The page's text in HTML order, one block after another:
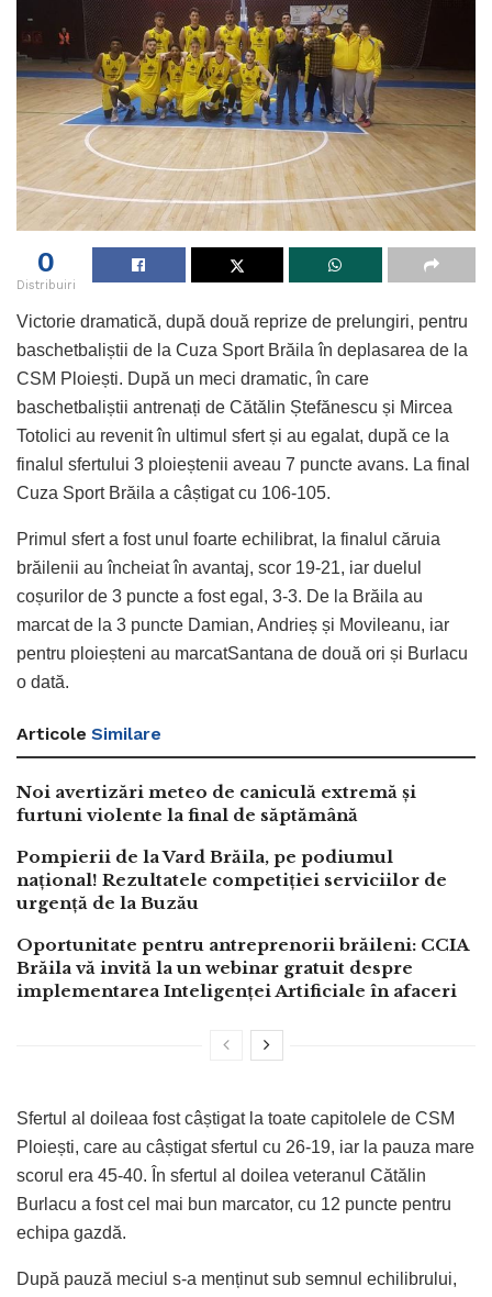
0
Distribuiri
Victorie dramatică, după două reprize de prelungiri, pentru
baschetbaliștii de la Cuza Sport Brăila în deplasarea de la
CSM Ploiești. După un meci dramatic, în care
baschetbaliștii antrenați de Cătălin Ștefănescu și Mircea
Totolici au revenit în ultimul sfert și au egalat, după ce la
finalul sfertului 3 ploieștenii aveau 7 puncte avans. La final
Cuza Sport Brăila a câștigat cu 106-105.
Primul sfert a fost unul foarte echilibrat, la finalul căruia
brăilenii au încheiat în avantaj, scor 19-21, iar duelul
coșurilor de 3 puncte a fost egal, 3-3. De la Brăila au
marcat de la 3 puncte Damian, Andrieș și Movileanu, iar
pentru ploieșteni au marcatSantana de două ori și Burlacu
o dată.
Articole Similare
Noi avertizări meteo de caniculă extremă și
furtuni violente la final de săptămână
Pompierii de la Vard Brăila, pe podiumul
național! Rezultatele competiției serviciilor de
urgență de la Buzău
Oportunitate pentru antreprenorii brăileni: CCIA
Brăila vă invită la un webinar gratuit despre
implementarea Inteligenței Artificiale în afaceri
Sfertul al doileaa fost câștigat la toate capitolele de CSM
Ploiești, care au câștigat sfertul cu 26-19, iar la pauza mare
scorul era 45-40. În sfertul al doilea veteranul Cătălin
Burlacu a fost cel mai bun marcator, cu 12 puncte pentru
echipa gazdă.
După pauză meciul s-a menținut sub semnul echilibrului,